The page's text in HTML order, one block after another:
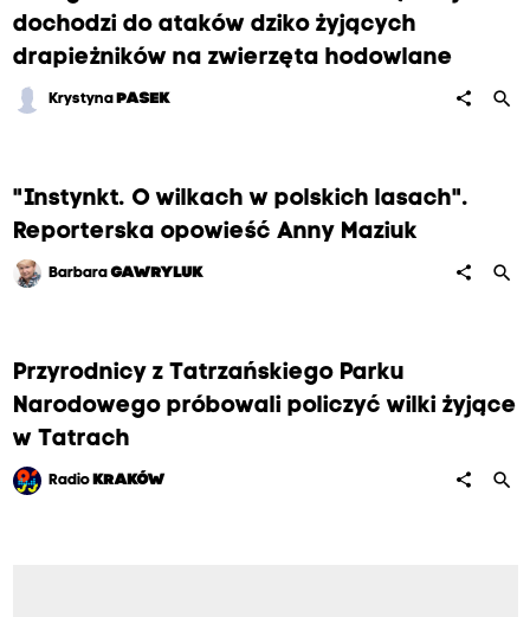
dochodzi do ataków dziko żyjących
drapieżników na zwierzęta hodowlane
Krystyna PASEK share search
"Instynkt. O wilkach w polskich lasach".
Reporterska opowieść Anny Maziuk
BarbaraGAWRYLUK share search
Przyrodnicy z Tatrzańskiego Parku
Narodowego próbowali policzyć wilki żyjące
w Tatrach
Radio KRAKÓW share search